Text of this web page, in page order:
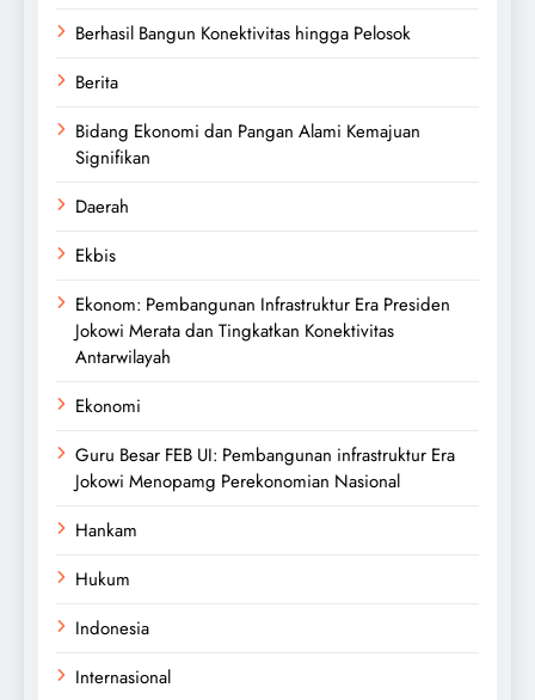
Berhasil Bangun Konektivitas hingga Pelosok
Berita
Bidang Ekonomi dan Pangan Alami Kemajuan
Signifikan
Daerah
Ekbis
Ekonom: Pembangunan Infrastruktur Era Presiden
Jokowi Merata dan Tingkatkan Konektivitas
Antarwilayah
Ekonomi
Guru Besar FEB UI: Pembangunan infrastruktur Era
Jokowi Menopamg Perekonomian Nasional
Hankam
Hukum
Indonesia
Internasional